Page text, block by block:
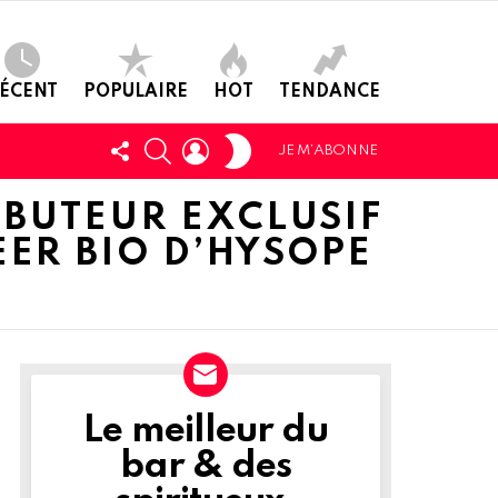
POPULAIRE HOT TENDANCE
SUIVEZ-
NOUS
CHERCHER
LOGIN
JE M’ABONNE
EXCLUSIF
BIO D’HYSOPE
NEWSLETTER
Le meilleur du
bar & des